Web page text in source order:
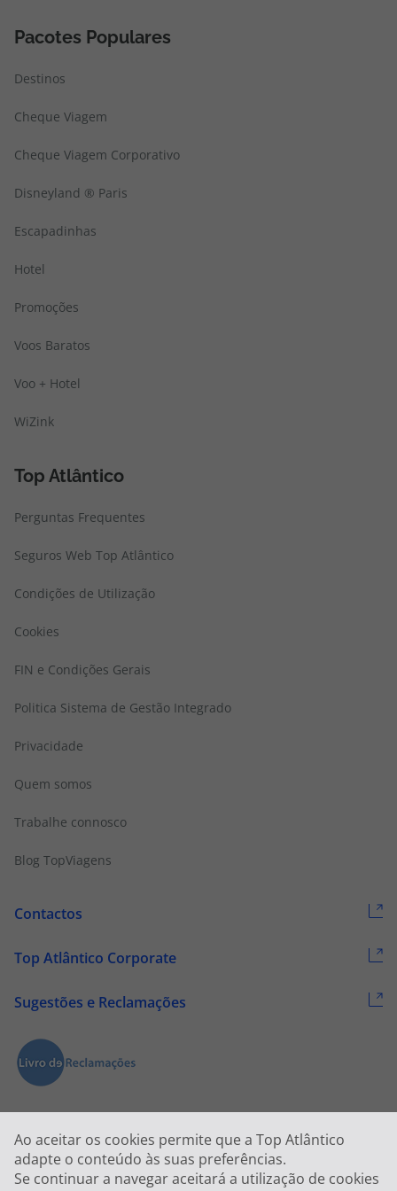
Ao aceitar os cookies permite que a Top Atlântico
adapte o conteúdo às suas preferências.
Se continuar a navegar aceitará a utilização de cookies
Pacotes Populares
Destinos
Cheque Viagem
Cheque Viagem Corporativo
Disneyland ® Paris
Escapadinhas
Hotel
Promoções
Voos Baratos
Voo + Hotel
WiZink
Top Atlântico
Perguntas Frequentes
Seguros Web Top Atlântico
Condições de Utilização
Cookies
FIN e Condições Gerais
Politica Sistema de Gestão Integrado
Privacidade
Quem somos
Trabalhe connosco
Blog TopViagens
Contactos
Top Atlântico Corporate
Sugestões e Reclamações